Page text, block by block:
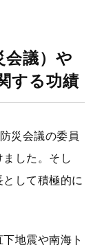
議）や
する功績
災会議の委員
した。そし
して積極的に
地震や南海ト